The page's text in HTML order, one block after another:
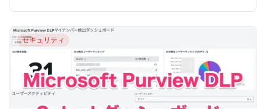
セキュリティ